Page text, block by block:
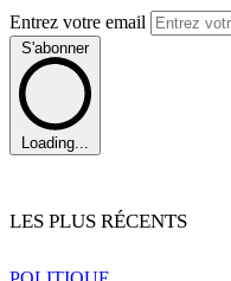
Entrez votre email
S'abonner
Loading...
LES PLUS RÉCENTS